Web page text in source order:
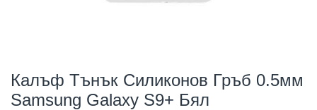
Калъф Тънък Силиконов Гръб 0.5мм
Samsung Galaxy S9+ Бял